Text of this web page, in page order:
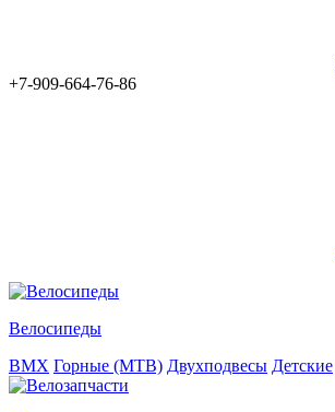
+7-909-664-76-86
Велосипеды
BMX Горные (MTB) Двухподвесы Детские